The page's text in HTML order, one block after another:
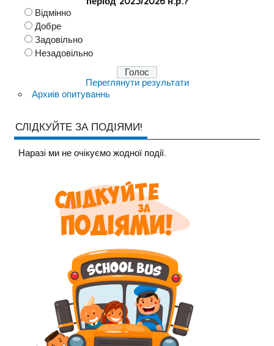
Відмінно
Добре
Задовільно
Незадовільно
Переглянути результати
Архиів опитуваннь
СЛІДКУЙТЕ ЗА ПОДІЯМИ!
Наразi ми не очiкуємо жодної події.